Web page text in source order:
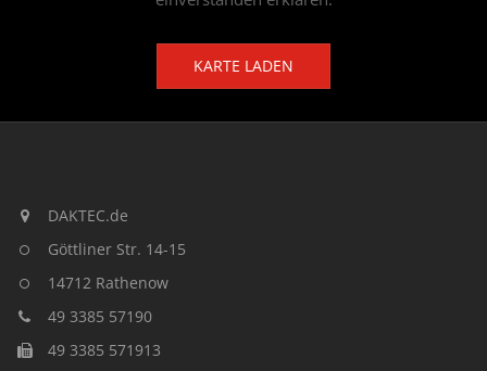
KARTE LADEN
DAKTEC.de
Göttliner Str. 14-15
14712 Rathenow
49 3385 57190
49 3385 571913